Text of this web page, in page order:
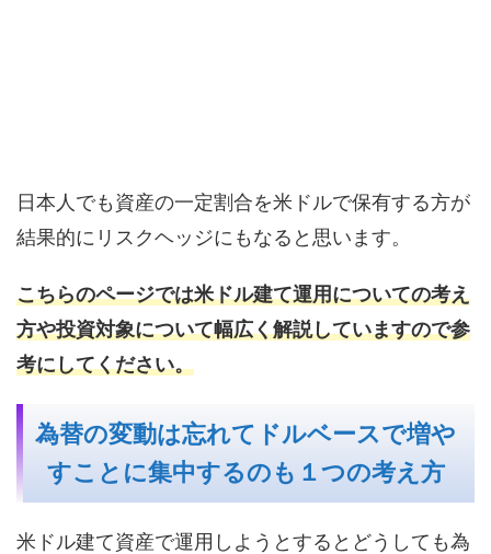
日本人でも資産の一定割合を米ドルで保有する方が
結果的にリスクヘッジにもなると思います。
こちらのページでは米ドル建て運用についての考え
方や投資対象について幅広く解説していますので参
考にしてください。
為替の変動は忘れてドルベースで増や
すことに集中するのも１つの考え方
米ドル建て資産で運用しようとするとどうしても為